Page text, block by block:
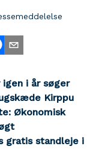
i år søger
Kirppu
Økonomisk
gratis standleje i